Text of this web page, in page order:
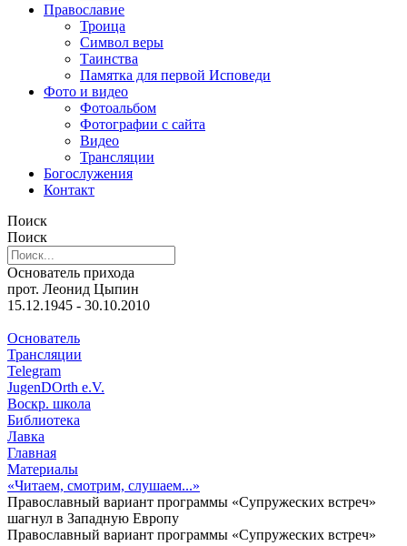
Православие
Троица
Символ веры
Таинства
Памятка для первой Исповеди
Фото и видео
Фотоальбом
Фотографии с сайта
Видео
Трансляции
Богослужения
Контакт
Поиск
Поиск
Основатель прихода
прот. Леонид Цыпин
15.12.1945 - 30.10.2010
Основатель
Трансляции
Telegram
JugenDOrth e.V.
Воскр. школа
Библиотека
Лавка
Главная
Материалы
«Читаем, смотрим, слушаем...»
Православный вариант программы «Супружеских встреч»
шагнул в Западную Европу
Православный вариант программы «Супружеских встреч»